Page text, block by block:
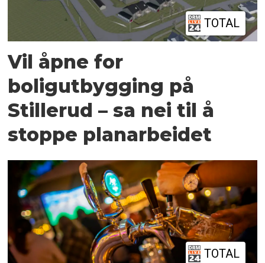
TOTAL
Vil åpne for
boligutbygging på
Stillerud – sa nei til å
stoppe planarbeidet
TOTAL